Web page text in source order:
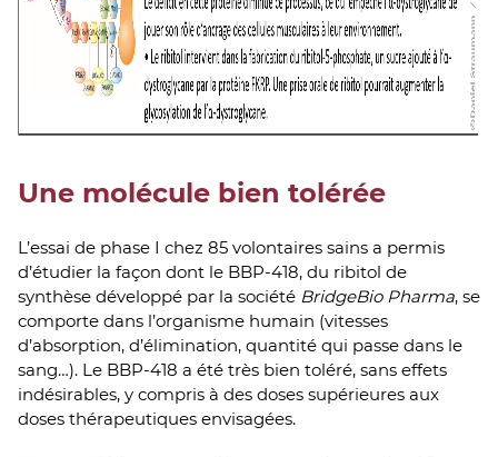
Une molécule bien tolérée
L’essai de phase I chez 85 volontaires sains a permis
d’étudier la façon dont le BBP-418, du ribitol de
synthèse développé par la société BridgeBio Pharma, se
comporte dans l’organisme humain (vitesses
d’absorption, d’élimination, quantité qui passe dans le
sang…). Le BBP-418 a été très bien toléré, sans effets
indésirables, y compris à des doses supérieures aux
doses thérapeutiques envisagées.